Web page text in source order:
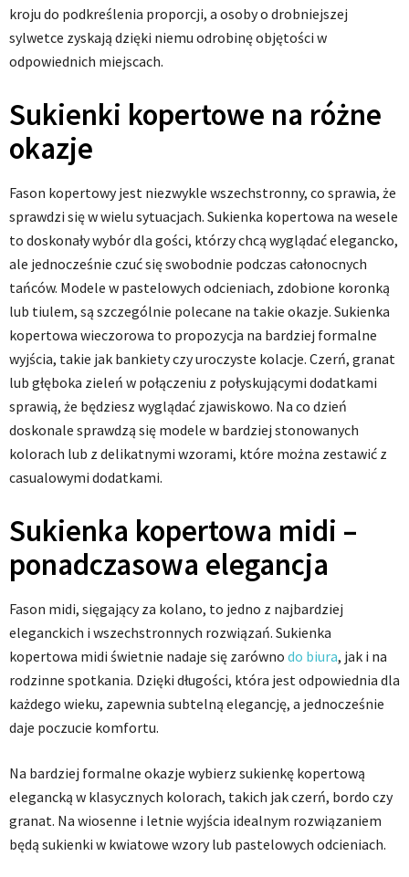
kroju do podkreślenia proporcji, a osoby o drobniejszej
sylwetce zyskają dzięki niemu odrobinę objętości w
odpowiednich miejscach.
Sukienki kopertowe na różne
okazje
Fason kopertowy jest niezwykle wszechstronny, co sprawia, że
sprawdzi się w wielu sytuacjach. Sukienka kopertowa na wesele
to doskonały wybór dla gości, którzy chcą wyglądać elegancko,
ale jednocześnie czuć się swobodnie podczas całonocnych
tańców. Modele w pastelowych odcieniach, zdobione koronką
lub tiulem, są szczególnie polecane na takie okazje. Sukienka
kopertowa wieczorowa to propozycja na bardziej formalne
wyjścia, takie jak bankiety czy uroczyste kolacje. Czerń, granat
lub głęboka zieleń w połączeniu z połyskującymi dodatkami
sprawią, że będziesz wyglądać zjawiskowo. Na co dzień
doskonale sprawdzą się modele w bardziej stonowanych
kolorach lub z delikatnymi wzorami, które można zestawić z
casualowymi dodatkami.
Sukienka kopertowa midi –
ponadczasowa elegancja
Fason midi, sięgający za kolano, to jedno z najbardziej
eleganckich i wszechstronnych rozwiązań. Sukienka
kopertowa midi świetnie nadaje się zarówno do biura, jak i na
rodzinne spotkania. Dzięki długości, która jest odpowiednia dla
każdego wieku, zapewnia subtelną elegancję, a jednocześnie
daje poczucie komfortu.
Na bardziej formalne okazje wybierz sukienkę kopertową
elegancką w klasycznych kolorach, takich jak czerń, bordo czy
granat. Na wiosenne i letnie wyjścia idealnym rozwiązaniem
będą sukienki w kwiatowe wzory lub pastelowych odcieniach.